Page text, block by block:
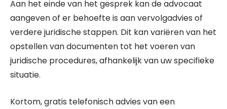
Aan het einde van het gesprek kan de advocaat
aangeven of er behoefte is aan vervolgadvies of
verdere juridische stappen. Dit kan variëren van het
opstellen van documenten tot het voeren van
juridische procedures, afhankelijk van uw specifieke
situatie.
Kortom, gratis telefonisch advies van een